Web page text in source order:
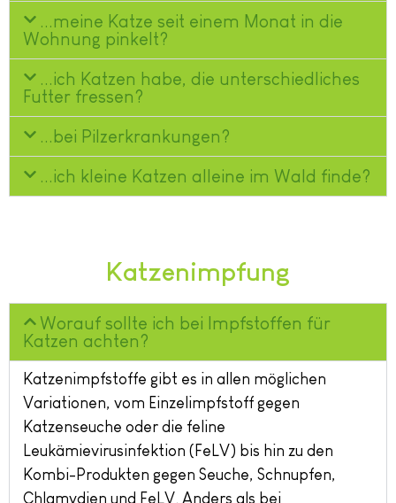
...meine Katze seit einem Monat in die
Wohnung pinkelt?
...ich Katzen habe, die unterschiedliches
Futter fressen?
...bei Pilzerkrankungen?
...ich kleine Katzen alleine im Wald finde?
Katzenimpfung
Worauf sollte ich bei Impfstoffen für
Katzen achten?
Katzenimpfstoffe gibt es in allen möglichen
Variationen, vom Einzelimpfstoff gegen
Katzenseuche oder die feline
Leukämievirusinfektion (FeLV) bis hin zu den
Kombi-Produkten gegen Seuche, Schnupfen,
Chlamydien und FeLV. Anders als bei